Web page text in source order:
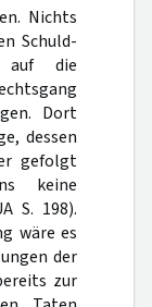
Nichts
Schuld-
auf die
Dort
dessen
gefolgt
keine
S. 198).
wäre es
der
zur